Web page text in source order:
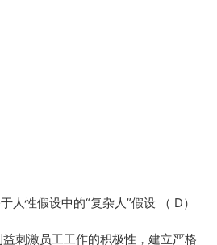
人性假设中的“复杂人”假设 （ D）
刺激员工工作的积极性，建立严格